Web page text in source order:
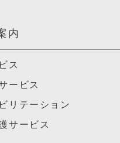
内
ス
ービス
リテーション
サービス